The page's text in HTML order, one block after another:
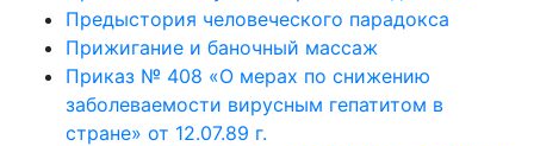
Предыстория человеческого парадокса
Прижигание и баночный массаж
Приказ № 408 «О мерах по снижению
заболеваемости вирусным гепатитом в
стране» от 12.07.89 г.